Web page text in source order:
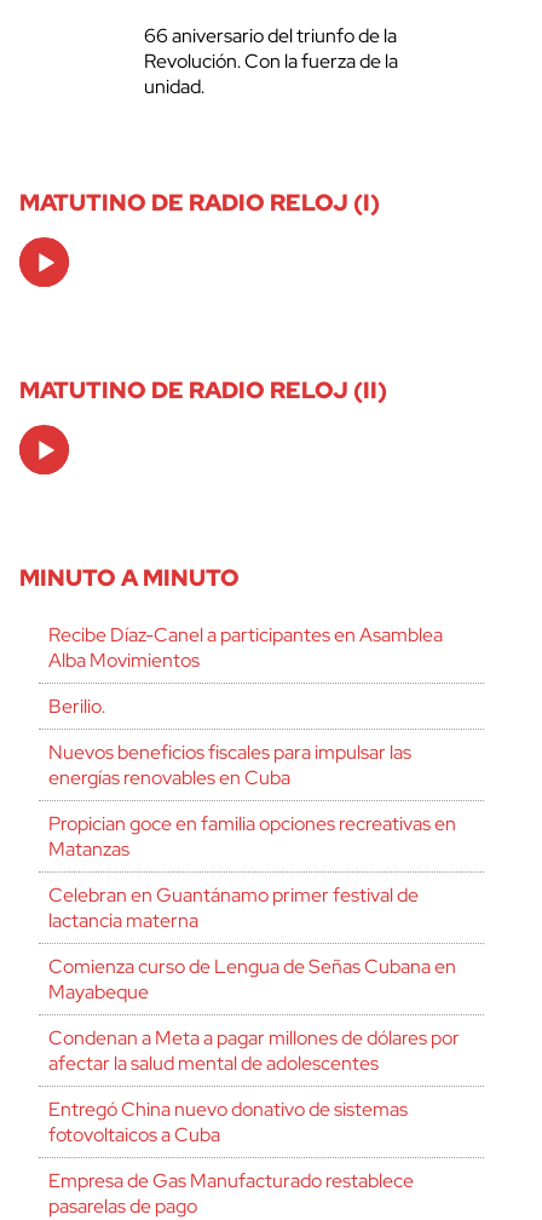
66 aniversario del triunfo de la
Revolución. Con la fuerza de la
unidad.
MATUTINO DE RADIO RELOJ (I)
Audio
Player
MATUTINO DE RADIO RELOJ (II)
Audio
Player
MINUTO A MINUTO
Recibe Díaz-Canel a participantes en Asamblea
Alba Movimientos
Berilio.
Nuevos beneficios fiscales para impulsar las
energías renovables en Cuba
Propician goce en familia opciones recreativas en
Matanzas
Celebran en Guantánamo primer festival de
lactancia materna
Comienza curso de Lengua de Señas Cubana en
Mayabeque
Condenan a Meta a pagar millones de dólares por
afectar la salud mental de adolescentes
Entregó China nuevo donativo de sistemas
fotovoltaicos a Cuba
Empresa de Gas Manufacturado restablece
pasarelas de pago